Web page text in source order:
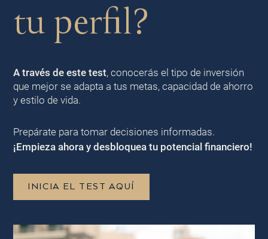
tu perfil?
A través de este test, conocerás el tipo de inversión
que mejor se adapta a tus metas, capacidad de ahorro
y estilo de vida.
Prepárate para tomar decisiones informadas.
¡Empieza ahora y desbloquea tu potencial financiero!
INICIA EL TEST AQUÍ